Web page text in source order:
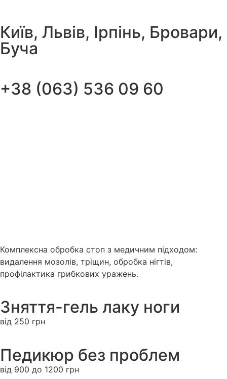
Київ, Львів, Ірпінь, Бровари,
Буча
+38 (063) 536 09 60
Комплексна обробка стоп з медичним підходом:
видалення мозолів, тріщин, обробка нігтів,
профілактика грибкових уражень.
Зняття-гель лаку ноги
від 250 грн
Педикюр без проблем
від 900 до 1200 грн